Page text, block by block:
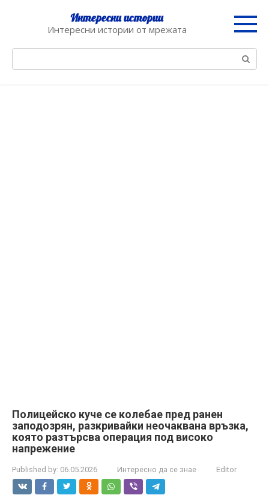
Интересни истории
Интересни истории от мрежата
Полицейско куче се колебае пред ранен
заподозрян, разкривайки неочаквана връзка,
която разтърсва операция под високо
напрежение
Published by: 06.05.2026 Интересно да се знае Editor